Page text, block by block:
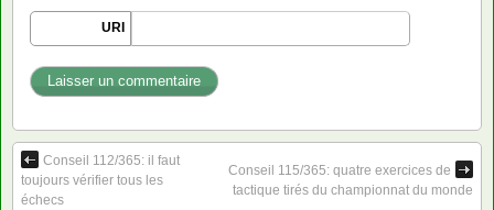
URI
Conseil 112/365: il faut
toujours vérifier tous les
échecs
Conseil 115/365: quatre exercices de
tactique tirés du championnat du monde